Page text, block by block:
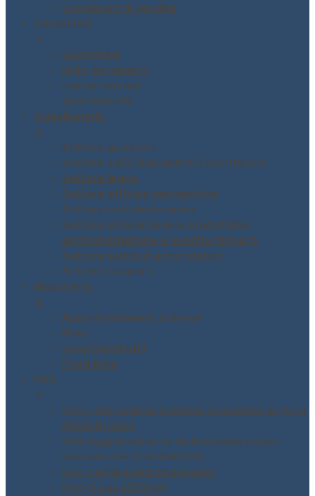
Condizioni di vendita
Contattaci
▼
Contattaci
Invio documenti
Lavora con noi
Questionario
Questionario
▼
Settore generico
Settore edili / impiantisti / costruzioni
Settore legno
Settore officine meccaniche
Settore metalmeccanico
Settore Ristorazione e produzione,
somministrazione e vendita Alimenti
Settore saloni di acconciatori
Settore trasporti
Blog e Info
▼
Approfondimenti in breve
Blog
Documenti utili
Fonti Blog
FAQ
▼
FAQ – DATORE DI LAVORO ACCORDO STATO
REGIONI 2025
FAQ Aggiornamento Antincendio nuovo
Decreto DM 01-02/09/2021
FAQ campi elettromagnetici
FAQ D.Lgs 231/2001